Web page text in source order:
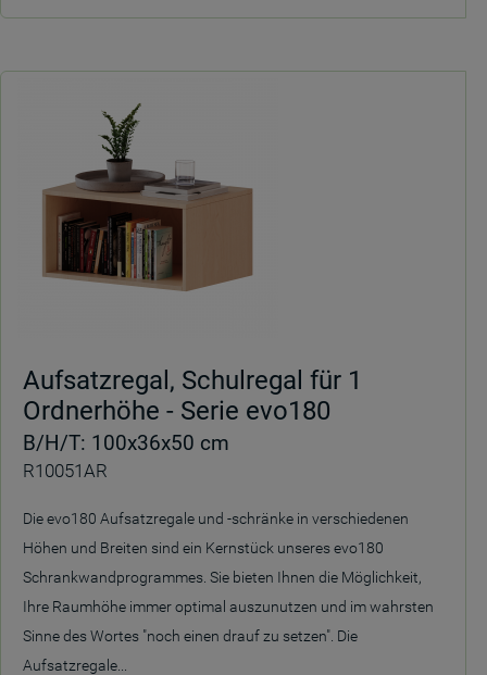
Aufsatzregal, Schulregal für 1
Ordnerhöhe - Serie evo180
B/H/T: 100x36x50 cm
R10051AR
Die evo180 Aufsatzregale und -schränke in verschiedenen
Höhen und Breiten sind ein Kernstück unseres evo180
Schrankwandprogrammes. Sie bieten Ihnen die Möglichkeit,
Ihre Raumhöhe immer optimal auszunutzen und im wahrsten
Sinne des Wortes "noch einen drauf zu setzen". Die
Aufsatzregale...